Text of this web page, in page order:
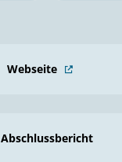
Webseite
Abschlussbericht